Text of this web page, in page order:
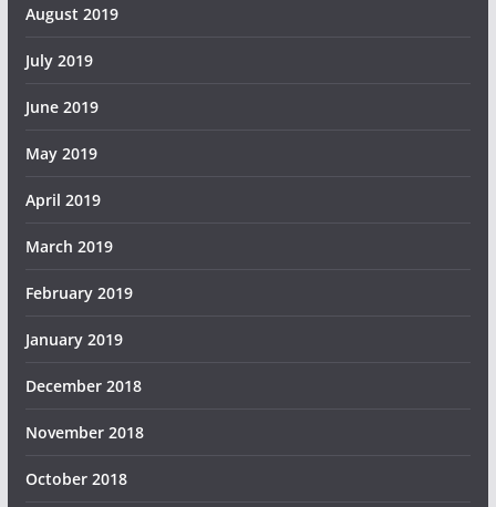
August 2019
July 2019
June 2019
May 2019
April 2019
March 2019
February 2019
January 2019
December 2018
November 2018
October 2018